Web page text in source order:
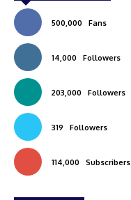
500,000 Fans
14,000 Followers
203,000 Followers
319 Followers
114,000 Subscribers